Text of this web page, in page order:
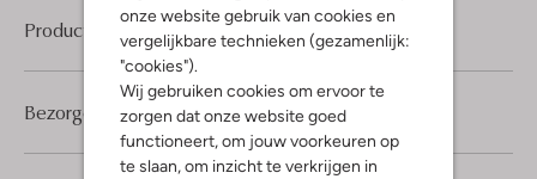
onze website gebruik van cookies en
vergelijkbare technieken (gezamenlijk:
"cookies").
Wij gebruiken cookies om ervoor te
zorgen dat onze website goed
functioneert, om jouw voorkeuren op
te slaan, om inzicht te verkrijgen in
Product informatie
Bezorgen & retourneren